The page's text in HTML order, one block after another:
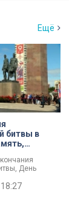
Ещё
битвы в
День
Александр
18:27